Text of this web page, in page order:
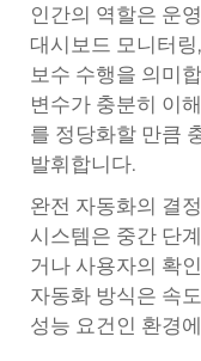
인간의 역할은 운
대시보드 모니터
보수 수행을 의미
변수가 충분히 이
를 정당화할 만큼
발휘합니다.
완전 자동화의 결
시스템은 중간 단
거나 사용자의 확
자동화 방식은 속
성능 요건인 환경